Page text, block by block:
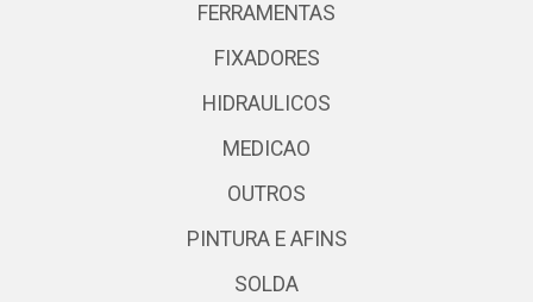
FERRAMENTAS
FIXADORES
HIDRAULICOS
MEDICAO
OUTROS
PINTURA E AFINS
SOLDA